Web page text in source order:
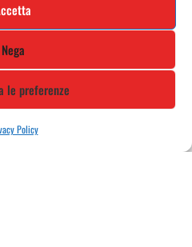
Nega
le preferenze
Policy
e rimani